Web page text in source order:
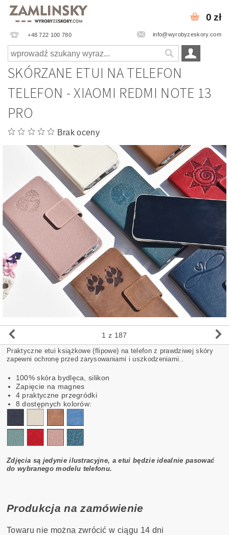
+48 722 100 780 info@wyrobyzeskory.com
0 zł
SKÓRZANE ETUI NA TELEFON
TELEFON - XIAOMI REDMI NOTE 13
PRO
Brak oceny
1 z 187
Praktyczne etui książkowe (flipowe) na telefon z prawdziwej skóry
zapewni ochronę przed zarysowaniami i uszkodzeniami..
100% skóra bydlęca,silikon
Zapięcie na magnes
4 praktyczne przegródki
8 dostępnych kolorów:
Zdjęcia są jedynie ilustracyjne, a etui będzie idealnie pasować
do wybranego modelu telefonu.
Produkcja na zamówienie
Towaru nie można zwrócić w ciągu 14 dni